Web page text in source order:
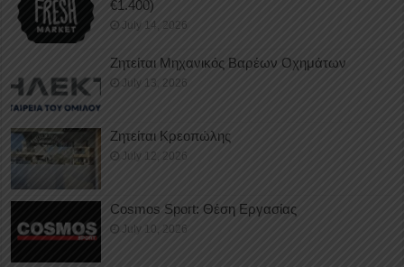
€1.400)
July 14, 2026
Ζητείται Μηχανικός Βαρέων Οχημάτων
July 13, 2026
Ζητείται Κρεοπώλης
July 12, 2026
Cosmos Sport: Θέση Εργασίας
July 10, 2026